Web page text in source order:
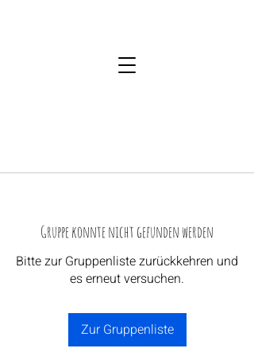
Gruppe konnte nicht gefunden werden
Bitte zur Gruppenliste zurückkehren und
es erneut versuchen.
Zur Gruppenliste